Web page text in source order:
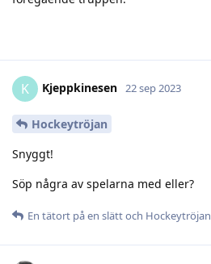
K Kjeppkinesen 22 sep 2023
Hockeytröjan
Snyggt!
Söp några av spelarna med eller?
En tätort på en slättoch Hockeytröjan